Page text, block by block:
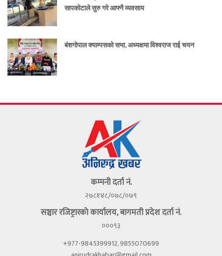
सापकोटाले सुरु गरे आफ्नै व्यवसाय
बंशगोपाल क्याम्पसको सभा, अध्यक्षमा विश्वराज राई चयन
कम्पनी दर्ता नं.
२७८१४८/०७८/०७९
सञ्चार रजिष्ट्रारकाे कार्यालय, बागमती प्रदेश दर्ता नं.
०००९३
+977-9845399912, 9855070699